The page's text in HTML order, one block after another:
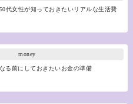
代女性が知っておきたいリアルな生活費
money
る前にしておきたいお金の準備